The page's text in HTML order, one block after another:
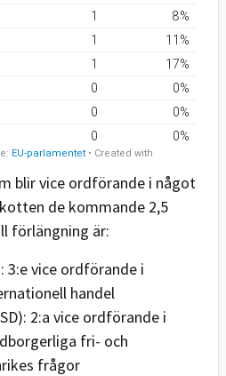
blir vice ordförande i något
de kommande 2,5
förlängning är:
3:e vice ordförande i
handel
2:a vice ordförande i
fri- och
frågor